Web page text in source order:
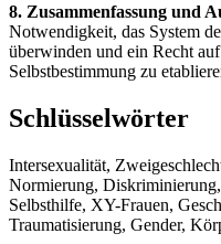
8. Zusammenfassung und
Notwendigkeit, das System
überwinden und ein Recht
Selbstbestimmung zu
Schlüsselwörter
Intersexualität,
Normierung,
Selbsthilfe, XY-Frauen,
Traumatisierung, Gender,